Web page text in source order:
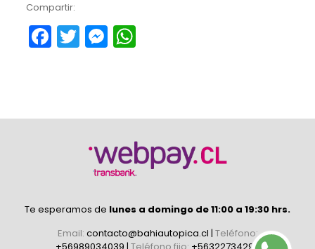
Compartir:
Facebook
TwitterMessenger
WhatsApp
Te esperamos de lunes a domingo de 11:00 a 19:30 hrs.
Email: contacto@bahiautopica.cl | Teléfono: